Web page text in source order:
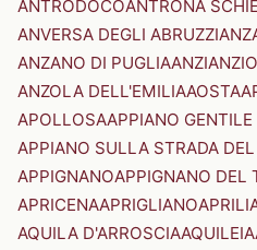
ANTRODOCOANTRONA
ANVERSA DEGLI ABRUZZI
ANZANO DI PUGLIAANZIANZIO
ANZOLA DELL'EMILIAAOSTA
APOLLOSAAPPIANO GENTILE
APPIANO SULLA STRADA
APPIGNANOAPPIGNANO DEL
APRICENAAPRIGLIANO
AQUILA D'ARROSCIAAQUILEIA